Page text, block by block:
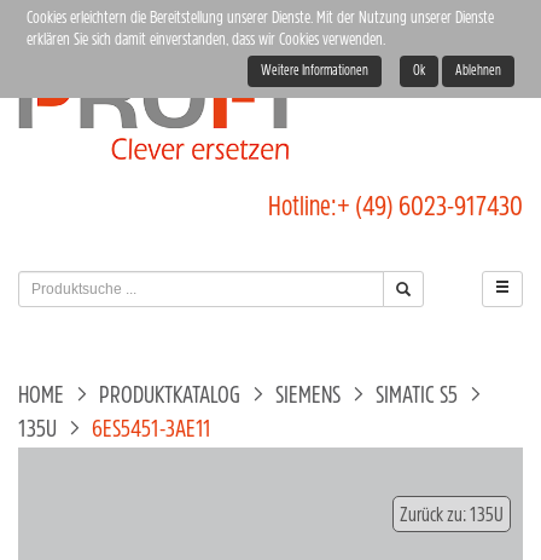
Hotline:+ (49) 6023-917430
HOME PRODUKTKATALOG SIEMENS
SIMATIC S5
135U
6ES5451-3AE11
Zurück zu: 135U
Cookies erleichtern die Bereitstellung unserer Dienste. Mit der Nutzung unserer Dienste
erklären Sie sich damit einverstanden, dass wir Cookies verwenden.
Weitere Informationen Ok Ablehnen